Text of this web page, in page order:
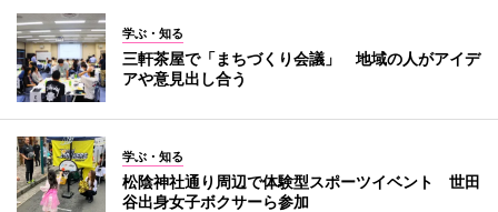
学ぶ・知る
三軒茶屋で「まちづくり会議」 地域の人がアイデ
アや意見出し合う
学ぶ・知る
松陰神社通り周辺で体験型スポーツイベント 世田
谷出身女子ボクサーら参加